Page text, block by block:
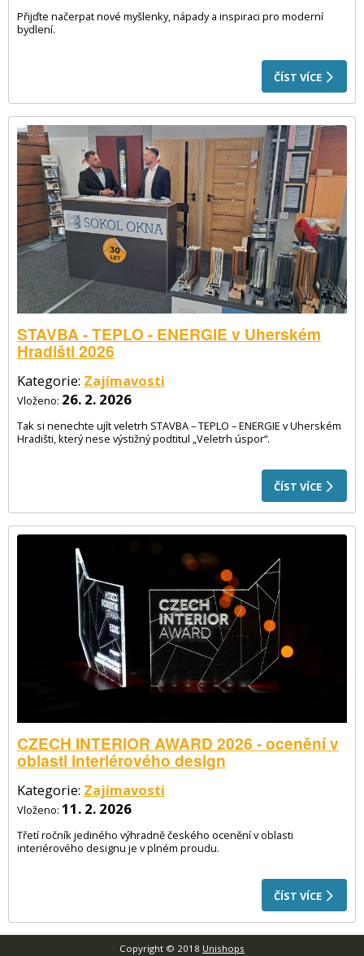
Přijďte načerpat nové myšlenky, nápady a inspiraci pro moderní
bydlení.
ČÍST VÍCE
STAVBA - TEPLO - ENERGIE v Uherském
Hradišti 2026
Kategorie: Zajímavosti
Vloženo: 26. 2. 2026
Tak si nenechte ujít veletrh STAVBA – TEPLO – ENERGIE v Uherském
Hradišti, který nese výstižný podtitul „Veletrh úspor“.
ČÍST VÍCE
CZECH INTERIOR AWARD 2026 - ocenění v
oblasti interiérového design
Kategorie: Zajímavosti
Vloženo: 11. 2. 2026
Třetí ročník jediného výhradně českého ocenění v oblasti
interiérového designu je v plném proudu.
ČÍST VÍCE
Copyright © 2018 Unishops